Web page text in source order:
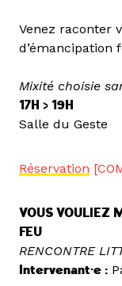
Venez raconter
d’émancipation
Mixité choisie
17H > 19H
Salle du Geste
Réservation
VOUS VOULIEZ
FEU
RENCONTRE
Intervenant·e :